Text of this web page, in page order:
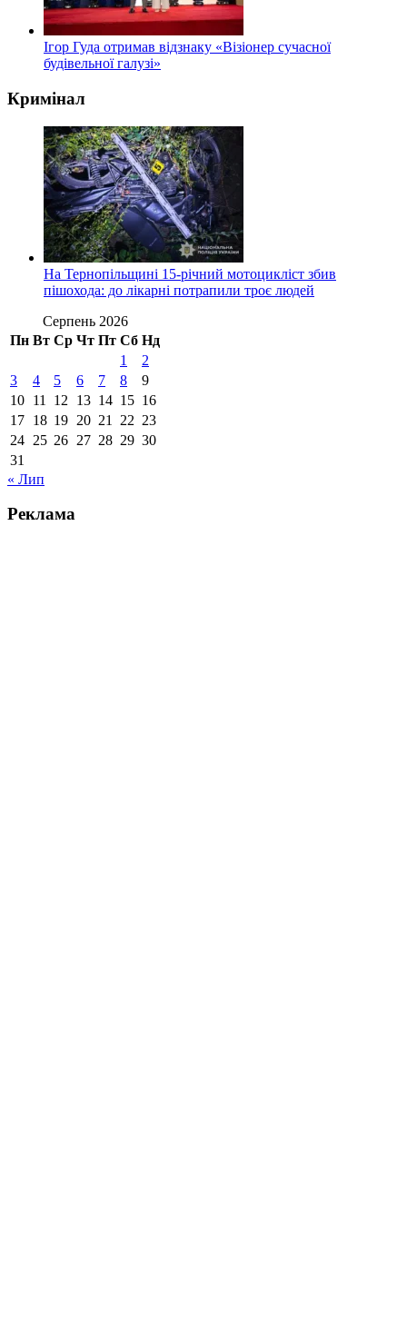
Ігор Гуда отримав відзнаку «Візіонер сучасної
будівельної галузі»
Кримінал
На Тернопільщині 15-річний мотоцикліст збив
пішохода: до лікарні потрапили троє людей
Серпень 2026
Пн Вт Ср Чт Пт Сб Нд
1
2
3
4 5 6 7 8
9
10 11 12 13 14 15 16
17 18 19 20 21 22 23
24 25 26 27 28 29 30
31
« Лип
Реклама